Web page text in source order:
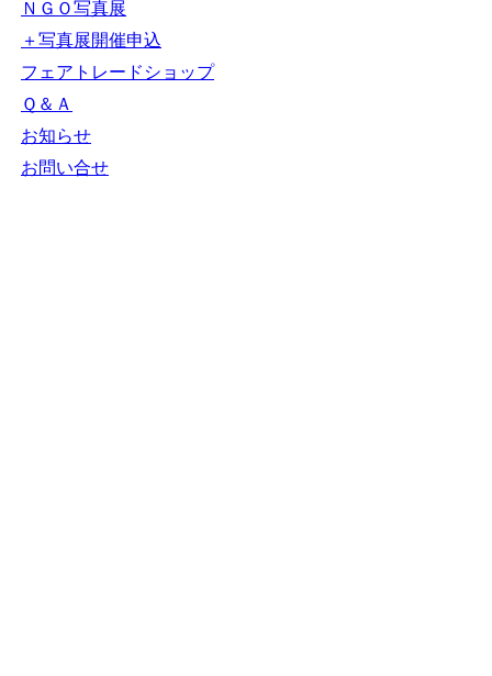
ＮＧＯカレンダー
＋カレンダー新規登録
NGOリンク
＋リンク新規登録
ＮＧＯ写真展
＋写真展開催申込